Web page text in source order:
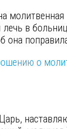
в
она
о